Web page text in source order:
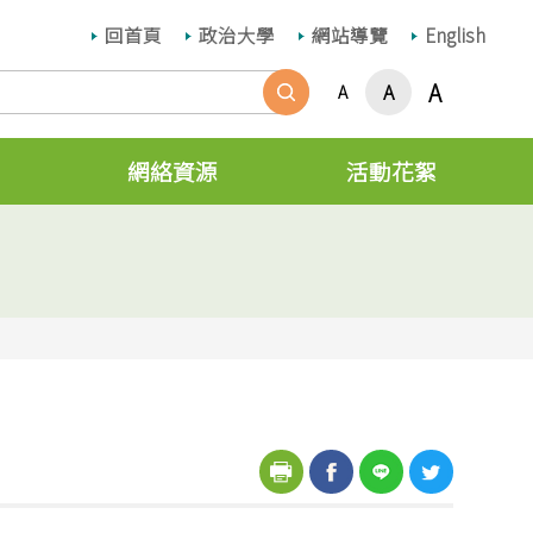
回首頁 政治大學 網站導覽 English
搜尋
A A A
網絡資源 活動花絮